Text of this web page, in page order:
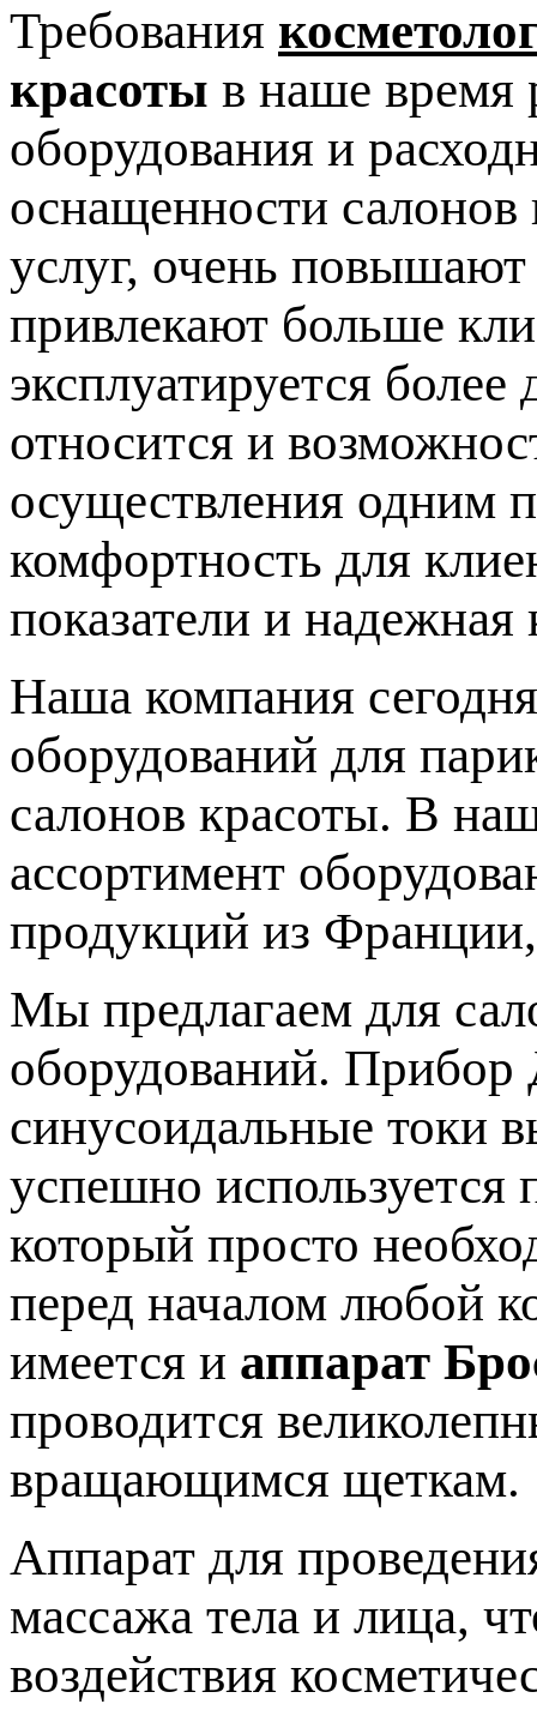
Требования
красоты в наше время
оборудования и
оснащенности салонов
услуг, очень
привлекают больше
эксплуатируется
относится и
осуществления одним
комфортность для
показатели и надежная
Наша компания
оборудований для
салонов красоты. В
ассортимент
продукций из
Мы предлагаем для
оборудований. Прибор
синусоидальные токи
успешно используется
который просто
перед началом любой
имеется и аппарат
проводится
вращающимся щеткам.
Аппарат для
массажа тела и лица,
воздействия